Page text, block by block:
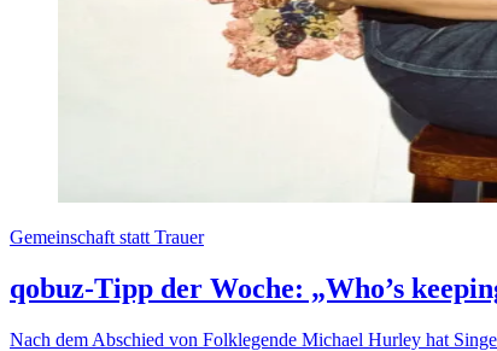
Gemeinschaft statt Trauer
qobuz-Tipp der Woche: „Who’s
Nach dem Abschied von Folklegende Michael Hurley hat